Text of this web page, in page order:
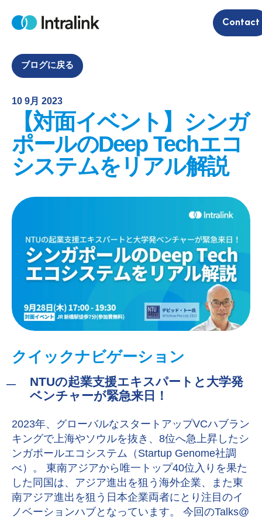
H
e
Contact
ブログに戻る
10 9月 2023
【対面イベント】シンガ
ポールのDeep Techエコ
システムをリアル解説
クイックナビゲーション
NTUの起業支援エキスパートと大学発
ベンチャーが緊急来日！
2023年、グローバルなスタートアップVCハブラン
キングで上海やソウルを抜き、8位へ急上昇したシ
ンガポールエコシステム（Startup Genome社調
べ）。 東南アジアから唯一トップ40位入りを果た
した同国は、アジア進出を狙う海外企業、また東
南アジア進出を狙う日本企業両者にとり注目のイ
ノベーションハブとなっています。 今回のTalks@